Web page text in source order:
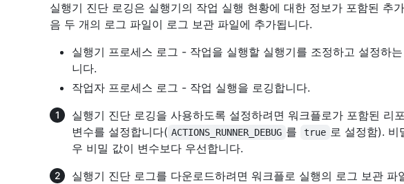
실행기 진단 로깅은 실행기의 작업 실행 현황에 대한 정보가 포함된 추
음 두 개의 로그 파일이 로그 보관 파일에 추가됩니다.
실행기 프로세스 로그 - 작업을 실행할 실행기를 조정하고 설정하
니다.
작업자 프로세스 로그 - 작업 실행을 로깅합니다.
실행기 진단 로깅을 사용하도록 설정하려면 워크플로가 포함된 리
변수를 설정합니다( ACTIONS_RUNNER_DEBUG 를 true 로 설정함). 비
우 비밀 값이 변수보다 우선합니다.
실행기 진단 로그를 다운로드하려면 워크플로 실행의 로그 보관 파